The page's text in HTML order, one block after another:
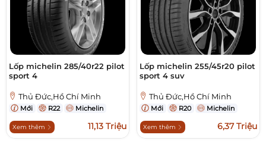
Lốp michelin 285/40r22 pilot
sport 4
Thủ Đức,Hồ Chí Minh
Mới R22 Michelin
Xem thêm 11,13 Triệu
Lốp michelin 255/45r20 pilot
sport 4 suv
Thủ Đức,Hồ Chí Minh
Mới R20 Michelin
Xem thêm 6,37 Triệu